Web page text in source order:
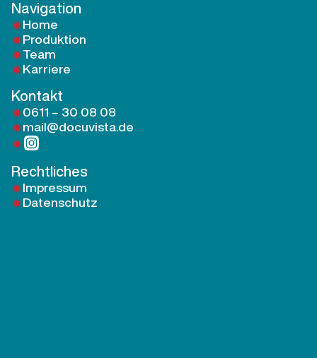
Navigation
Home
Produktion
Team
Karriere
Kontakt
0611 – 30 08 08
mail@docuvista.de
Rechtliches
Impressum
Datenschutz